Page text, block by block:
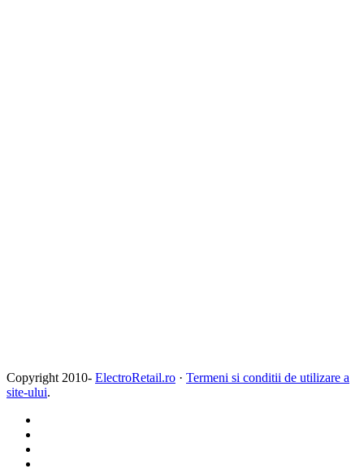
Copyright 2010- ElectroRetail.ro · Termeni si conditii de utilizare a
site-ului.